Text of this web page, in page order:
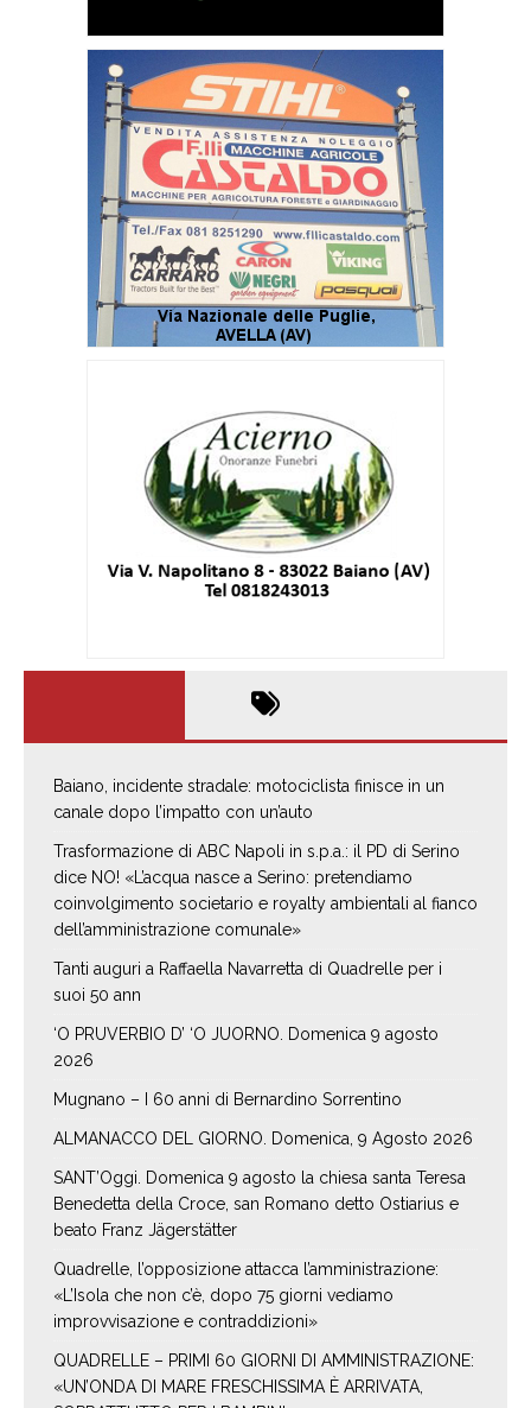
Baiano, incidente stradale: motociclista finisce in un
canale dopo l’impatto con un’auto
Trasformazione di ABC Napoli in s.p.a.: il PD di Serino
dice NO! «L’acqua nasce a Serino: pretendiamo
coinvolgimento societario e royalty ambientali al fianco
dell’amministrazione comunale»
Tanti auguri a Raffaella Navarretta di Quadrelle per i
suoi 50 ann
‘O PRUVERBIO D’ ‘O JUORNO. Domenica 9 agosto
2026
Mugnano – I 60 anni di Bernardino Sorrentino
ALMANACCO DEL GIORNO. Domenica, 9 Agosto 2026
SANT’Oggi. Domenica 9 agosto la chiesa santa Teresa
Benedetta della Croce, san Romano detto Ostiarius e
beato Franz Jägerstätter
Quadrelle, l’opposizione attacca l’amministrazione:
«L’Isola che non c’è, dopo 75 giorni vediamo
improvvisazione e contraddizioni»
QUADRELLE – PRIMI 60 GIORNI DI AMMINISTRAZIONE:
«UN’ONDA DI MARE FRESCHISSIMA È ARRIVATA,